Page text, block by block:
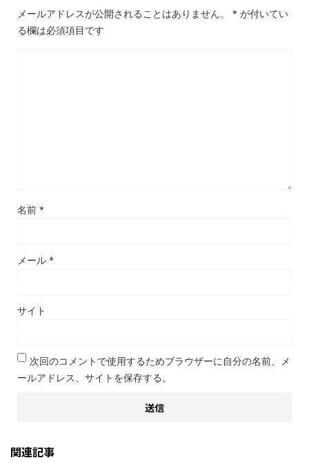
メールアドレスが公開されることはありません。 * が付いてい
る欄は必須項目です
名前 *
メール *
サイト
次回のコメントで使用するためブラウザーに自分の名前、メ
ールアドレス、サイトを保存する。
関連記事